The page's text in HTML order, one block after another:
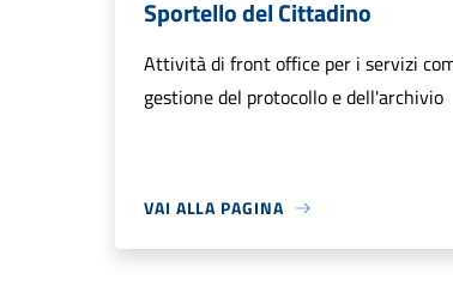
Sportello del Cittadino
Attività di front office per i servizi
gestione del protocollo e dell'archivio
VAI ALLA PAGINA